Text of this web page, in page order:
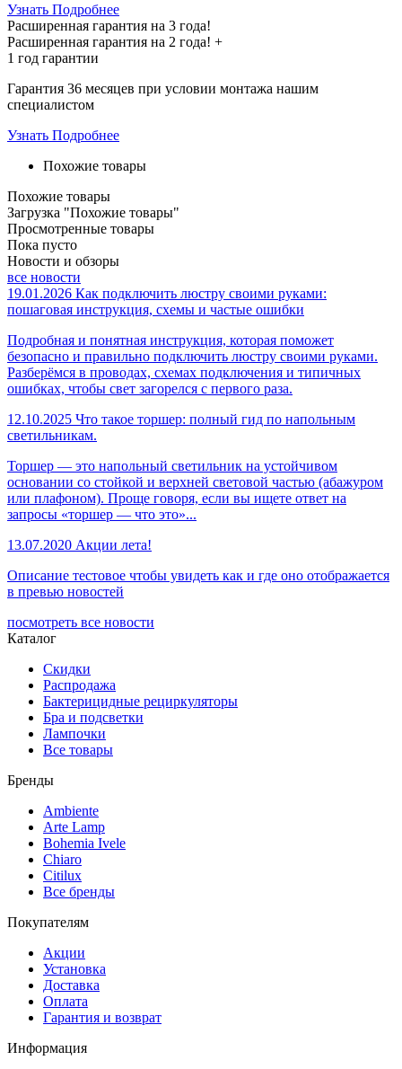
Узнать Подробнее
Расширенная гарантия на 3 года!
Расширенная гарантия на 2 года! +
1 год гарантии
Гарантия 36 месяцев при условии монтажа нашим
специалистом
Узнать Подробнее
Похожие товары
Похожие товары
Загрузка "Похожие товары"
Просмотренные товары
Пока пусто
Новости и обзоры
все новости
19.01.2026 Как подключить люстру своими руками:
пошаговая инструкция, схемы и частые ошибки
Подробная и понятная инструкция, которая поможет
безопасно и правильно подключить люстру своими руками.
Разберёмся в проводах, схемах подключения и типичных
ошибках, чтобы свет загорелся с первого раза.
12.10.2025 Что такое торшер: полный гид по напольным
светильникам.
Торшер — это напольный светильник на устойчивом
основании со стойкой и верхней световой частью (абажуром
или плафоном). Проще говоря, если вы ищете ответ на
запросы «торшер — что это»...
13.07.2020 Акции лета!
Описание тестовое чтобы увидеть как и где оно отображается
в превью новостей
посмотреть все новости
Каталог
Скидки
Распродажа
Бактерицидные рециркуляторы
Бра и подсветки
Лампочки
Все товары
Бренды
Ambiente
Arte Lamp
Bohemia Ivele
Chiaro
Citilux
Все бренды
Покупателям
Акции
Установка
Доставка
Оплата
Гарантия и возврат
Информация